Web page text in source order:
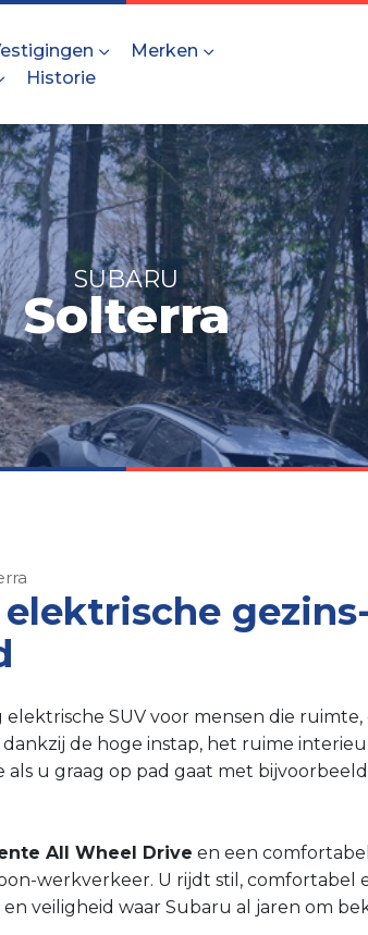
Merken
Historie
SUBARU
Solterra
elektrische SUV voor mensen die
de hoge instap, het ruime
u graag op pad gaat met
All Wheel Drive en een
werkverkeer. U rijdt stil, comfortabel
veiligheid waar Subaru al jaren om